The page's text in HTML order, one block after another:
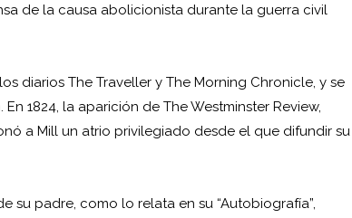
de la causa abolicionista durante la guerra civil
diarios The Traveller y The Morning Chronicle, y se
1824, la aparición de The Westminster Review,
a Mill un atrio privilegiado desde el que difundir su
su padre, como lo relata en su “Autobiografía”,